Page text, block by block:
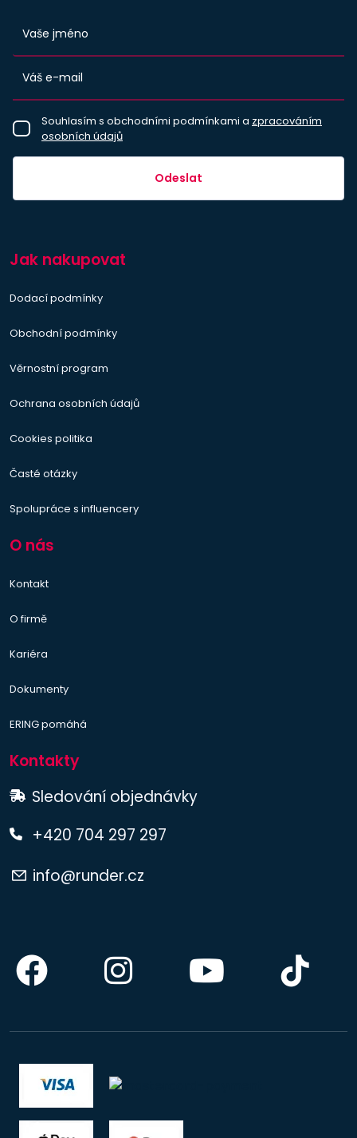
Souhlasím s obchodními podmínkami a zpracováním
osobních údajů
Odeslat
Jak nakupovat
Dodací podmínky
Obchodní podmínky
Věrnostní program
Ochrana osobních údajů
Cookies politika
Časté otázky
Spolupráce s influencery
O nás
Kontakt
O firmě
Kariéra
Dokumenty
ERING pomáhá
Kontakty
Sledování objednávky
+420 704 297 297
info@runder.cz